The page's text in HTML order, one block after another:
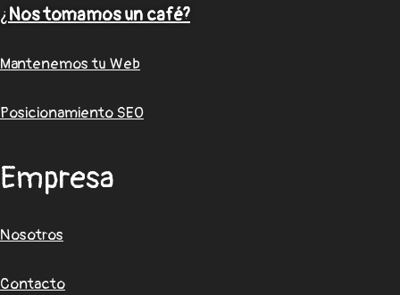
¿Nos tomamos un café?
Mantenemos tu Web
Posicionamiento SEO
Empresa
Nosotros
Contacto